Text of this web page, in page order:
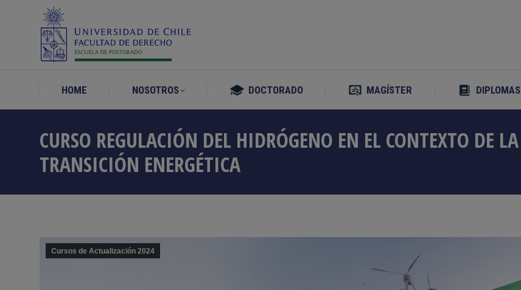
HOME NOSOTROS DOCTORADO MAGÍSTER DIPLOMAS
CURSO REGULACIÓN DEL HIDRÓGENO EN EL CONTEXTO DE LA
TRANSICIÓN ENERGÉTICA
Cursos de Actualización 2024
HOME